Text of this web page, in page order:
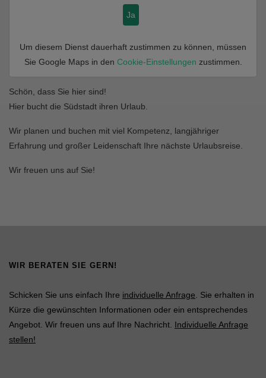
Ja
Um diesem Dienst dauerhaft zustimmen zu können, müssen
Sie Google Mapsin den Cookie-Einstellungen zustimmen.
Schön, dass Sie hier sind!
Hier bucht die Südstadt ihren Urlaub.
Wir planen und buchen mit viel Kompetenz, langjähriger
Erfahrung und großer Leidenschaft Ihre nächste Urlaubsreise.
Wir freuen uns auf Sie!
WIR BERATEN SIE GERN!
Schicken Sie uns einfach Ihre individuelle Anfrage. Sie erhalten in
Kürze die gewünschten Informationen oder ein entsprechendes
Angebot. Wir freuen uns auf Ihre Nachricht. Individuelle Anfrage
stellen!